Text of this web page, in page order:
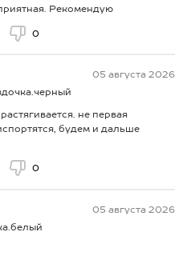
Рекомендую
0
05 августа 2026
не первая
будем и дальше
0
05 августа 2026